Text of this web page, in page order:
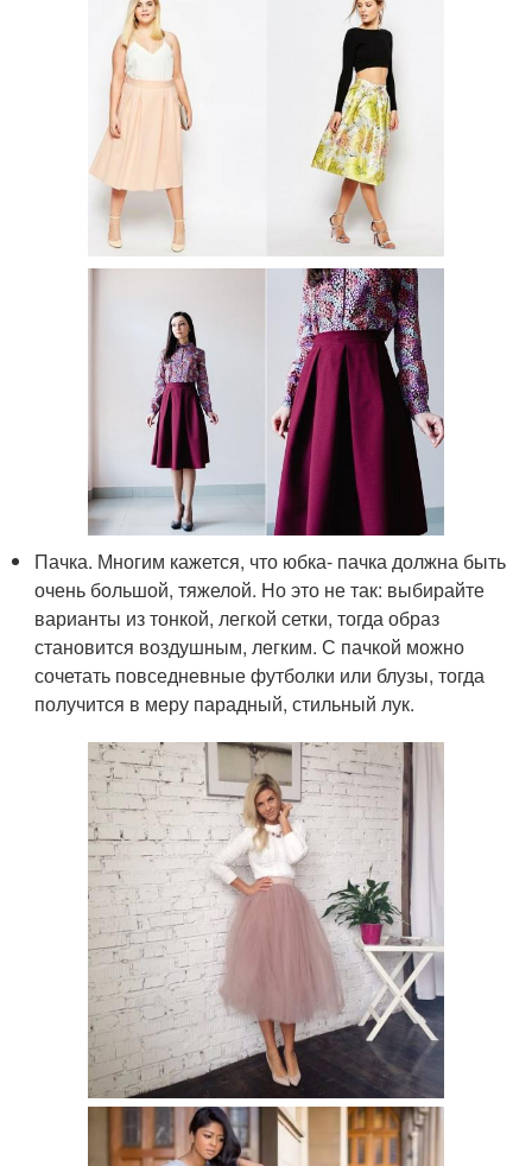
Пачка. Многим кажется, что юбка- пачка должна быть
очень большой, тяжелой. Но это не так: выбирайте
варианты из тонкой, легкой сетки, тогда образ
становится воздушным, легким. С пачкой можно
сочетать повседневные футболки или блузы, тогда
получится в меру парадный, стильный лук.